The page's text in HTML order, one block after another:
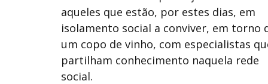
aqueles que estão, por estes dias, em
isolamento social a conviver, em torno
um copo de vinho, com especialistas
partilham conhecimento naquela rede
social.